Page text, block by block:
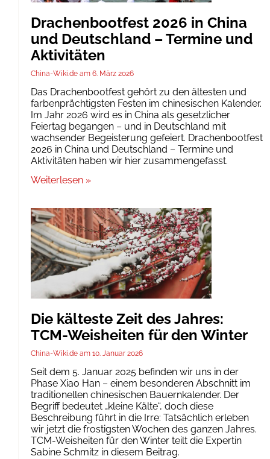
Drachenbootfest 2026 in China
und Deutschland – Termine und
Aktivitäten
China-Wiki.de 6. März 2026
Das Drachenbootfest gehört zu den ältesten und
farbenprächtigsten Festen im chinesischen Kalender.
Im Jahr 2026 wird es in China als gesetzlicher
Feiertag begangen – und in Deutschland mit
wachsender Begeisterung gefeiert. Drachenbootfest
2026 in China und Deutschland – Termine und
Aktivitäten haben wir hier zusammengefasst.
Weiterlesen »
Die kälteste Zeit des Jahres:
TCM-Weisheiten für den Winter
China-Wiki.de 10. Januar 2026
Seit dem 5. Januar 2025 befinden wir uns in der
Phase Xiao Han – einem besonderen Abschnitt im
traditionellen chinesischen Bauernkalender. Der
Begriff bedeutet „kleine Kälte“, doch diese
Beschreibung führt in die Irre: Tatsächlich erleben
wir jetzt die frostigsten Wochen des ganzen Jahres.
TCM-Weisheiten für den Winter teilt die Expertin
Sabine Schmitz in diesem Beitrag.